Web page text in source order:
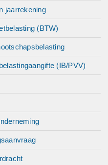
jaarrekening
(BTW)
(IB/PVV)